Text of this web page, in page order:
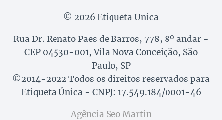
© 2026 Etiqueta Unica
Rua Dr. Renato Paes de Barros, 778, 8º andar -
CEP 04530-001, Vila Nova Conceição, São
Paulo, SP
©2014-2022 Todos os direitos reservados para
Etiqueta Única - CNPJ: 17.549.184/0001-46
Agência Seo Martin